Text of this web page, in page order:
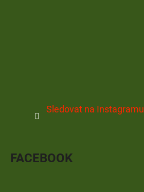
Sledovat na Instagramu
FACEBOOK